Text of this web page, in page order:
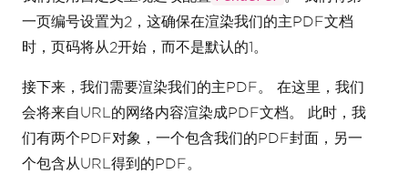
一页编号设置为2，这确保在渲染我们的主PDF文档
时，页码将从2开始，而不是默认的1。
接下来，我们需要渲染我们的主PDF。 在这里，我们
会将来自URL的网络内容渲染成PDF文档。 此时，我
们有两个PDF对象，一个包含我们的PDF封面，另一
个包含从URL得到的PDF。